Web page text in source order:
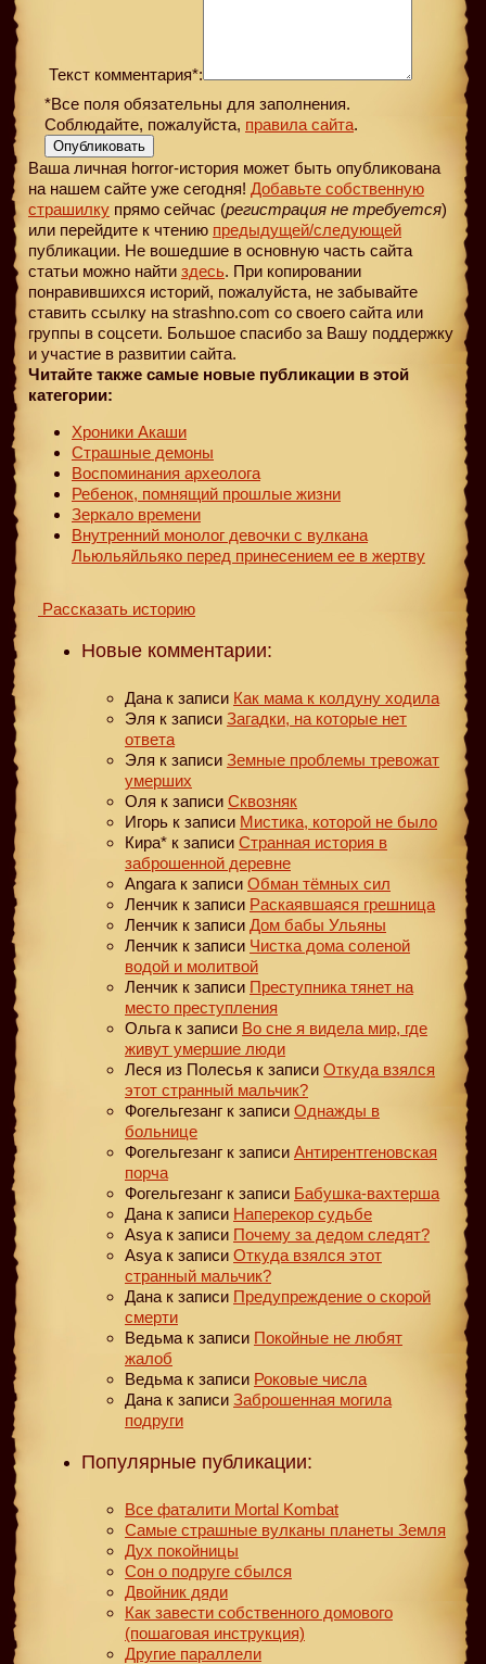
Текст комментария*:
*Все поля обязательны для заполнения.
Соблюдайте, пожалуйста, правила сайта.
Опубликовать
Ваша личная horror-история может быть опубликована
на нашем сайте уже сегодня! Добавьте собственную
страшилку прямо сейчас (регистрация не требуется)
или перейдите к чтению предыдущей/следующей
публикации. Не вошедшие в основную часть сайта
статьи можно найти здесь. При копировании
понравившихся историй, пожалуйста, не забывайте
ставить ссылку на strashno.com со своего сайта или
группы в соцсети. Большое спасибо за Вашу поддержку
и участие в развитии сайта.
Читайте также самые новые публикации в этой
категории:
Хроники Акаши
Страшные демоны
Воспоминания археолога
Ребенок, помнящий прошлые жизни
Зеркало времени
Внутренний монолог девочки с вулкана
Льюльяйльяко перед принесением ее в жертву
Рассказать историю
Новые комментарии:
Дана к записи Как мама к колдуну ходила
Эля к записи Загадки, на которые нет
ответа
Эля к записи Земные проблемы тревожат
умерших
Оля к записи Сквозняк
Игорь к записи Мистика, которой не было
Кира* к записи Странная история в
заброшенной деревне
Angara к записи Обман тёмных сил
Ленчик к записи Раскаявшаяся грешница
Ленчик к записи Дом бабы Ульяны
Ленчик к записи Чистка дома соленой
водой и молитвой
Ленчик к записи Преступника тянет на
место преступления
Ольга к записи Во сне я видела мир, где
живут умершие люди
Леся из Полесья к записи Откуда взялся
этот странный мальчик?
Фогельгезанг к записи Однажды в
больнице
Фогельгезанг к записи Антирентгеновская
порча
Фогельгезанг к записи Бабушка-вахтерша
Дана к записи Наперекор судьбе
Asya к записи Почему за дедом следят?
Asya к записи Откуда взялся этот
странный мальчик?
Дана к записи Предупреждение о скорой
смерти
Ведьма к записи Покойные не любят
жалоб
Ведьма к записи Роковые числа
Дана к записи Заброшенная могила
подруги
Популярные публикации:
Все фаталити Mortal Kombat
Самые страшные вулканы планеты Земля
Дух покойницы
Сон о подруге сбылся
Двойник дяди
Как завести собственного домового
(пошаговая инструкция)
Другие параллели